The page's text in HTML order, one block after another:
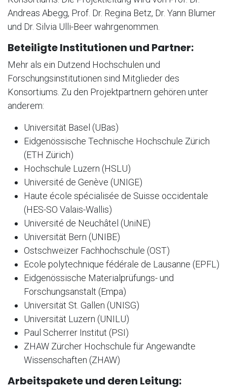
Andreas Abegg, Prof. Dr. Regina Betz, Dr. Yann Blumer
und Dr. Silvia Ulli-Beer wahrgenommen.
Beteiligte Institutionen und Partner:
Mehr als ein Dutzend Hochschulen und
Forschungsinstitutionen sind Mitglieder des
Konsortiums. Zu den Projektpartnern gehören unter
anderem:
Universität Basel (UBas)
Eidgenössische Technische Hochschule Zürich
(ETH Zürich)
Hochschule Luzern (HSLU)
Université de Genève (UNIGE)
Haute école spécialisée de Suisse occidentale
(HES-SO Valais-Wallis)
Université de Neuchâtel (UniNE)
Universität Bern (UNIBE)
Ostschweizer Fachhochschule (OST)
Ecole polytechnique fédérale de Lausanne (EPFL)
Eidgenössische Materialprüfungs- und
Forschungsanstalt (Empa)
Universität St. Gallen (UNISG)
Universität Luzern (UNILU)
Paul Scherrer Institut (PSI)
ZHAW Zürcher Hochschule für Angewandte
Wissenschaften (ZHAW)
Arbeitspakete und deren Leitung: